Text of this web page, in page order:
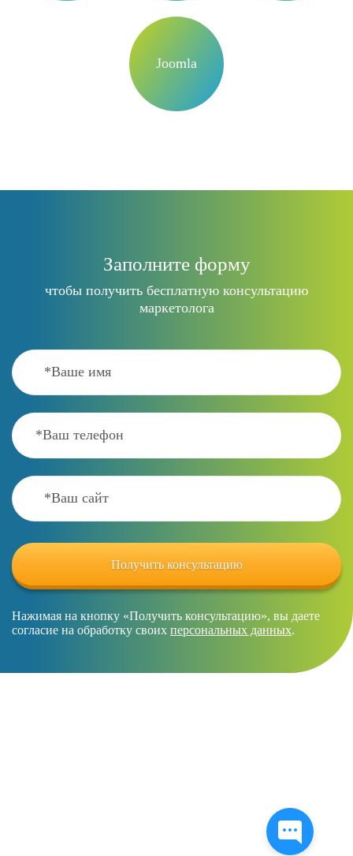
Joomla
Заполните форму
чтобы получить бесплатную консультацию
маркетолога
Нажимая на кнопку «Получить консультацию», вы даете
согласие на обработку своих персональных данных.